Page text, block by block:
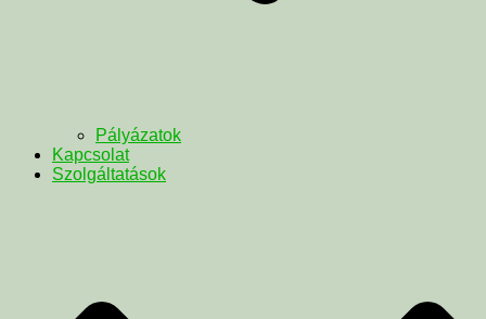
Pályázatok
Kapcsolat
Szolgáltatások